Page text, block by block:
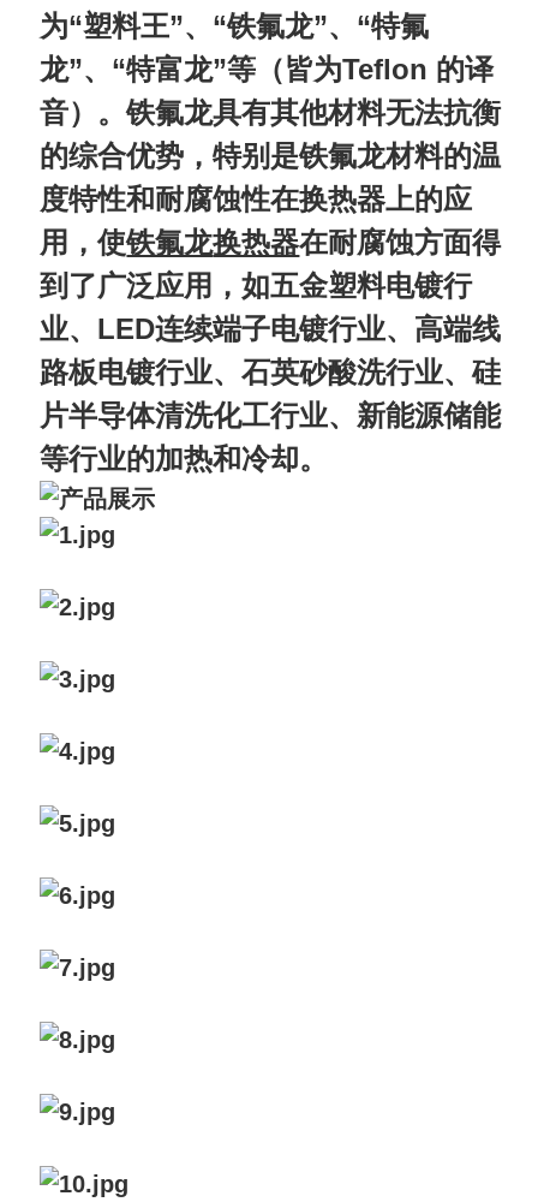
为“塑料王”、“铁氟龙”、“特氟
龙”、“特富龙”等 （皆为Teflon 的译
音）。铁氟龙具有其他材料无法抗衡
的综合优势，特别是铁氟龙材料的温
度特性和耐腐蚀性在换热器上的应
用，使铁氟龙换热器在耐腐蚀方面得
到了广泛应用，如五金塑料电镀行
业、LED连续端子电镀行业、高端线
路板电镀行业、石英砂酸洗行业、硅
片半导体清洗化工行业、新能源储能
等行业的加热和冷却。